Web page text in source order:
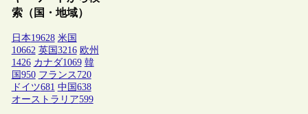
索（国・地域）
日本19628 米国
10662 英国3216 欧州
1426 カナダ1069 韓
国950 フランス 720
ドイツ681 中国638
オーストラリア599